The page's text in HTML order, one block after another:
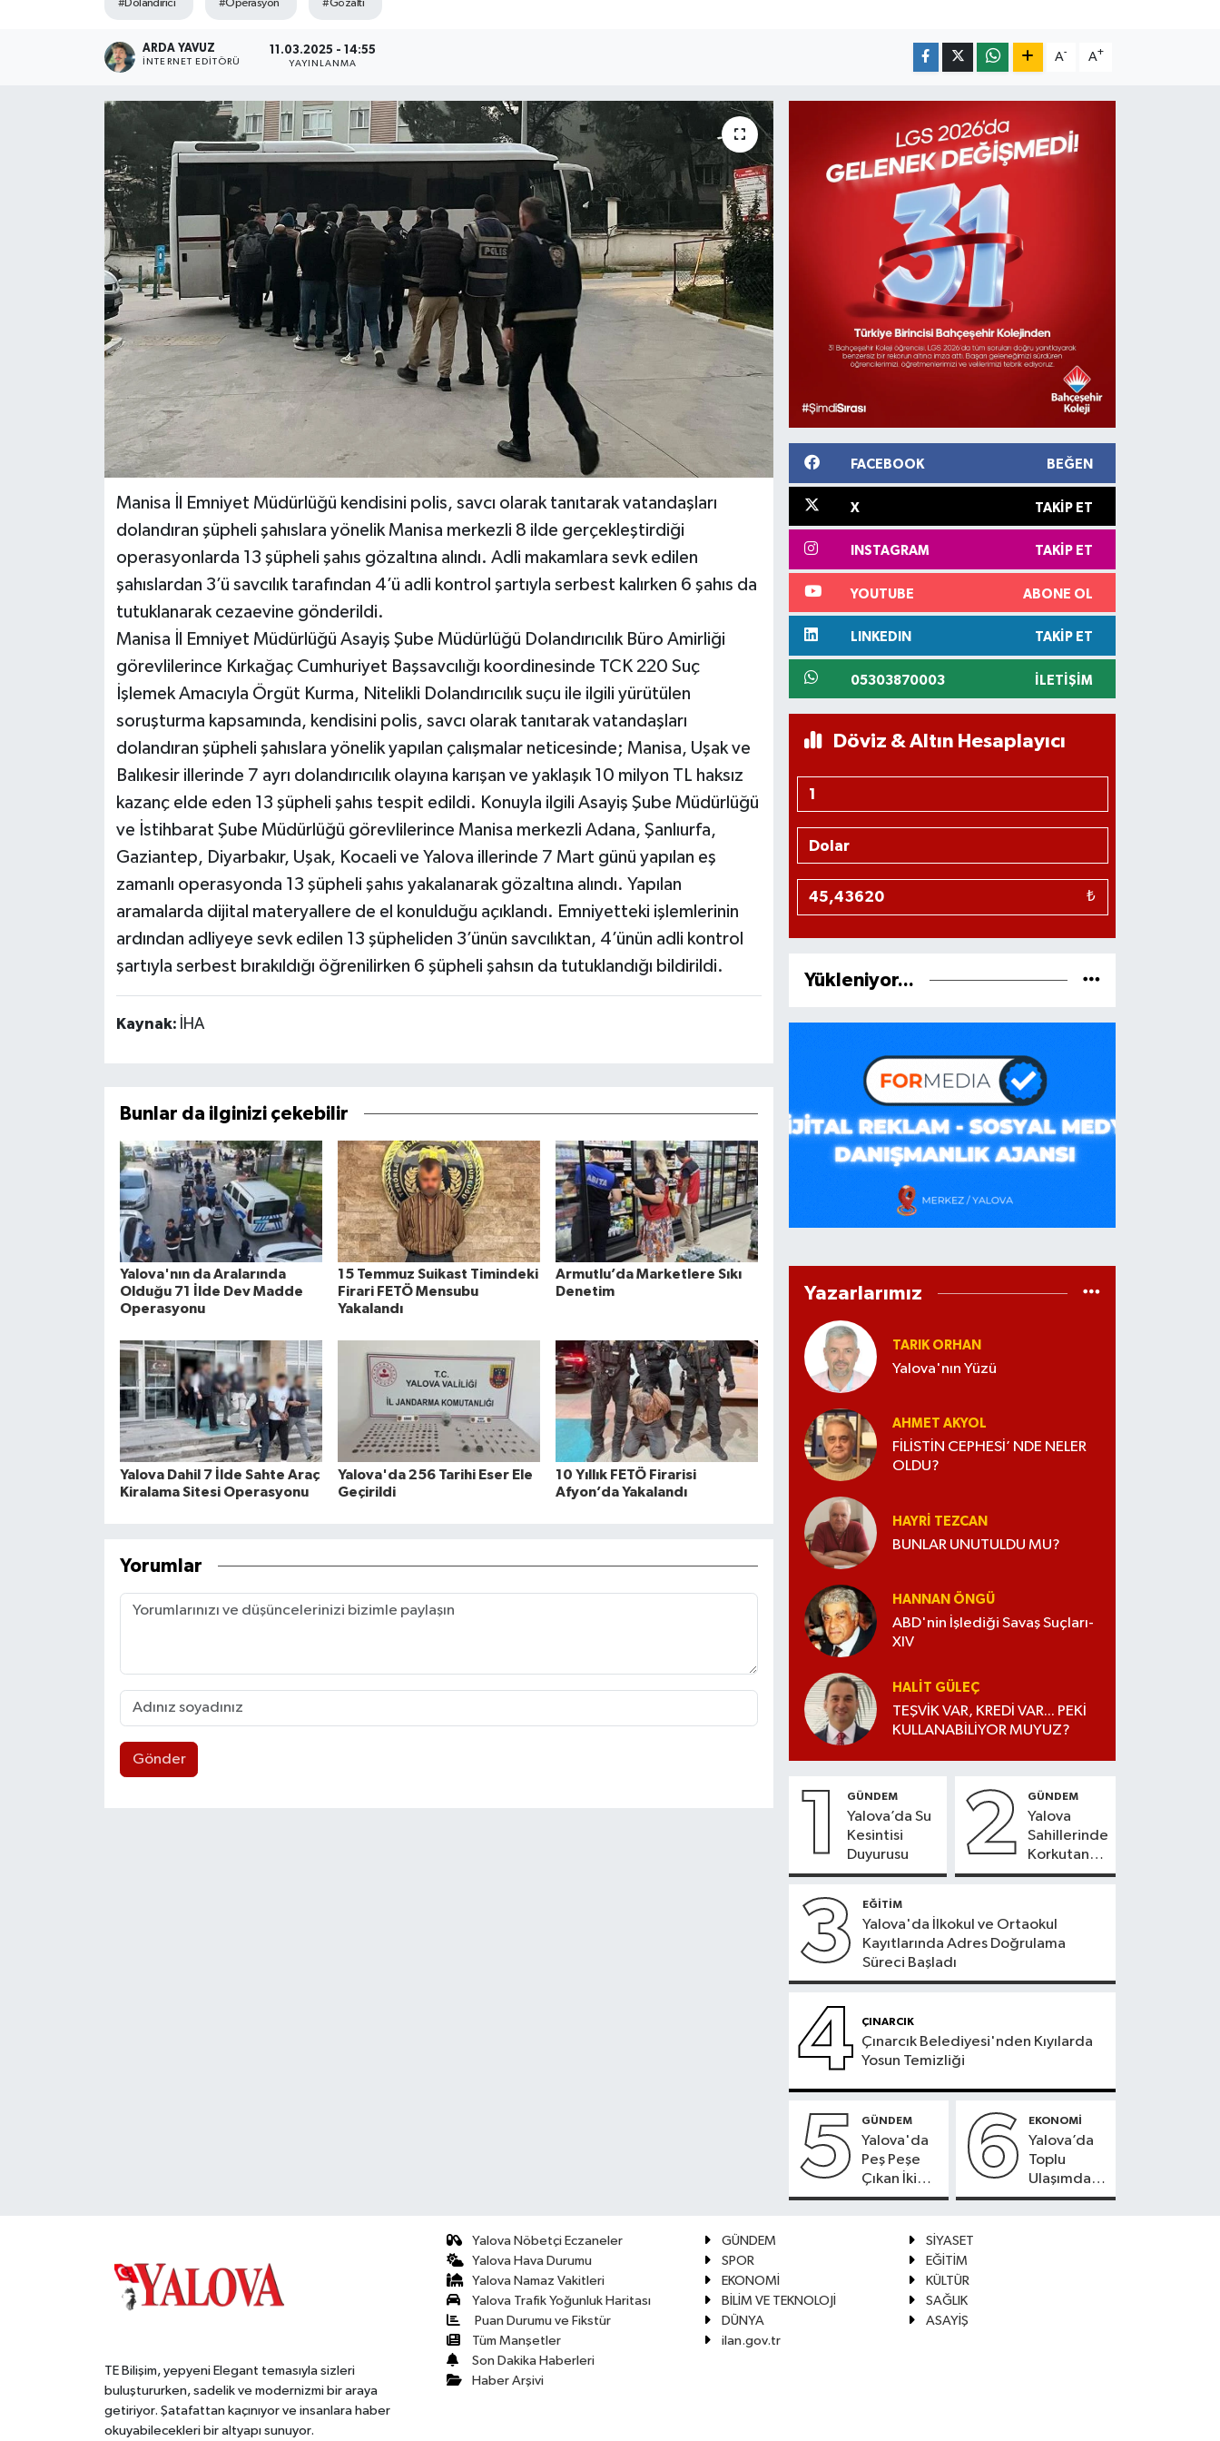
#Dolandırıcı #Operasyon #Gözaltı
ARDA YAVUZ
İNTERNET EDITÖRÜ
11.03.2025 - 14:55
YAYINLANMA
A- A+
Manisa İl Emniyet Müdürlüğü kendisini polis, savcı olarak tanıtarak vatandaşları
dolandıran şüpheli şahıslara yönelik Manisa merkezli 8 ilde gerçekleştirdiği
operasyonlarda 13 şüpheli şahıs gözaltına alındı. Adli makamlara sevk edilen
şahıslardan 3’ü savcılık tarafından 4’ü adli kontrol şartıyla serbest kalırken 6 şahıs da
tutuklanarak cezaevine gönderildi.
Manisa İl Emniyet Müdürlüğü Asayiş Şube Müdürlüğü Dolandırıcılık Büro Amirliği
görevlilerince Kırkağaç Cumhuriyet Başsavcılığı koordinesinde TCK 220 Suç
İşlemek Amacıyla Örgüt Kurma, Nitelikli Dolandırıcılık suçu ile ilgili yürütülen
soruşturma kapsamında, kendisini polis, savcı olarak tanıtarak vatandaşları
dolandıran şüpheli şahıslara yönelik yapılan çalışmalar neticesinde; Manisa, Uşak ve
Balıkesir illerinde 7 ayrı dolandırıcılık olayına karışan ve yaklaşık 10 milyon TL haksız
kazanç elde eden 13 şüpheli şahıs tespit edildi. Konuyla ilgili Asayiş Şube Müdürlüğü
ve İstihbarat Şube Müdürlüğü görevlilerince Manisa merkezli Adana, Şanlıurfa,
Gaziantep, Diyarbakır, Uşak, Kocaeli ve Yalova illerinde 7 Mart günü yapılan eş
zamanlı operasyonda 13 şüpheli şahıs yakalanarak gözaltına alındı. Yapılan
aramalarda dijital materyallere de el konulduğu açıklandı. Emniyetteki işlemlerinin
ardından adliyeye sevk edilen 13 şüpheliden 3’ünün savcılıktan, 4’ünün adli kontrol
şartıyla serbest bırakıldığı öğrenilirken 6 şüpheli şahsın da tutuklandığı bildirildi.
Kaynak: İHA
Bunlar da ilginizi çekebilir
Yalova'nın da Aralarında
Olduğu 71 İlde Dev Madde
Operasyonu
15 Temmuz Suikast Timindeki
Firari FETÖ Mensubu
Yakalandı
Armutlu’da Marketlere Sıkı
Denetim
Yalova Dahil 7 İlde Sahte Araç
Kiralama Sitesi Operasyonu
Yalova'da 256 Tarihi Eser Ele
Geçirildi
10 Yıllık FETÖ Firarisi
Afyon’da Yakalandı
Yorumlar
Gönder
FACEBOOK BEĞEN
X TAKIP ET
INSTAGRAM TAKIP ET
YOUTUBE ABONE OL
LINKEDIN TAKIP ET
05303870003 İLETIŞIM
Döviz & Altın Hesaplayıcı
₺
Yükleniyor...
Yazarlarımız
TARIK ORHAN
Yalova'nın Yüzü
AHMET AKYOL
FİLİSTİN CEPHESİ’ NDE NELER
OLDU?
HAYRI TEZCAN
BUNLAR UNUTULDU MU?
HANNAN ÖNGÜ
ABD'nin İşlediği Savaş Suçları-
XIV
HALIT GÜLEÇ
TEŞVİK VAR, KREDİ VAR... PEKİ
KULLANABİLİYOR MUYUZ?
1 GÜNDEM
Yalova’da Su
Kesintisi
Duyurusu
2 GÜNDEM
Yalova
Sahillerinde
Korkutan
Tablo
3 EĞİTİM
Yalova'da İlkokul ve Ortaokul
Kayıtlarında Adres Doğrulama
Süreci Başladı
4 ÇINARCIK
Çınarcık Belediyesi'nden Kıyılarda
Yosun Temizliği
5 GÜNDEM
Yalova'da
Peş Peşe
Çıkan İki
Yangın
6 EKONOMİ
Yalova’da
Toplu
Ulaşımda
Kartlı
TE Bilişim, yepyeni Elegant temasıyla sizleri
buluştururken, sadelik ve modernizmi bir araya
getiriyor. Şatafattan kaçınıyor ve insanlara haber
okuyabilecekleri bir altyapı sunuyor.
Yalova Nöbetçi Eczaneler
Yalova Hava Durumu
Yalova Namaz Vakitleri
Yalova Trafik Yoğunluk Haritası
Puan Durumu ve Fikstür
Tüm Manşetler
Son Dakika Haberleri
Haber Arşivi
GÜNDEM
SİYASET
SPOR
EĞİTİM
EKONOMİ
KÜLTÜR
BİLİM VE TEKNOLOJİ
SAĞLIK
DÜNYA
ASAYİŞ
ilan.gov.tr
İLÇELERİMİZ
RESMİ İLAN